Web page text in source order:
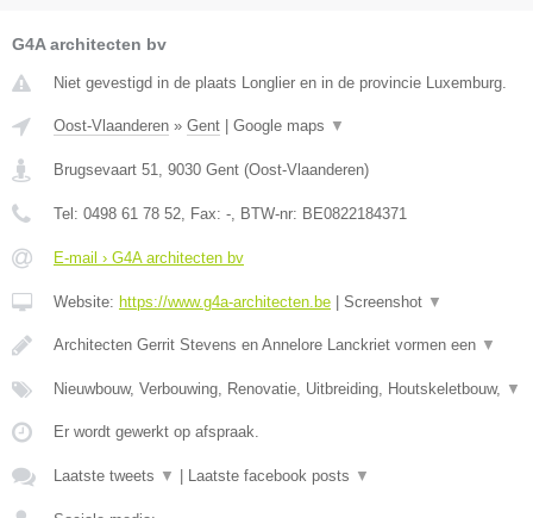
G4A architecten bv
Niet gevestigd in de plaats Longlier en in de provincie Luxemburg.
Oost-Vlaanderen » Gent Google maps ▼
Brugsevaart 51 9030 Gent (Oost-Vlaanderen)
Tel: 0498 61 78 52 , Fax: - , BTW-nr: BE0822184371
E-mail › G4A architecten bv
Website: https://www.g4a-architecten.be Screenshot ▼
Architecten Gerrit Stevens en Annelore Lanckriet vormen een ▼
Nieuwbouw, Verbouwing, Renovatie, Uitbreiding, Houtskeletbouw, ▼
Er wordt gewerkt op afspraak.
Laatste tweets ▼ Laatste facebook posts ▼